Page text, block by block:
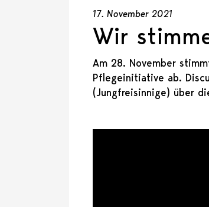
17. November 2021
Wir
Am 28. November
Pflegeinitiative ab.
(Jungfreisinnige) über